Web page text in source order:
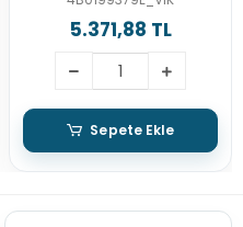
5.371,88 TL
Sepete Ekle